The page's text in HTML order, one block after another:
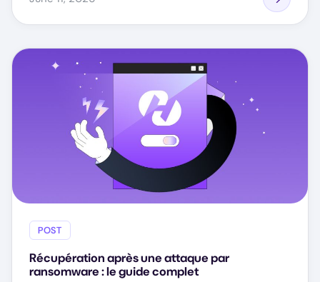
POST
Récupération après une attaque par
ransomware : le guide complet